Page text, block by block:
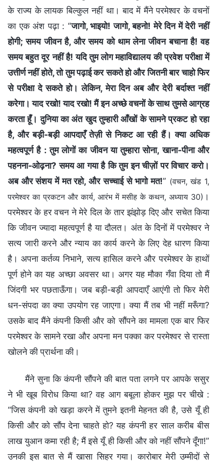
के राज्य के लायक बिल्कुल नहीं था। बाद में मैंने परमेश्वर के वचनों
का एक अंश पढ़ा : “जागो, भाइयो! जागो, बहनो! मेरे दिन में देरी नहीं
होगी; समय जीवन है, और समय को थाम लेना जीवन बचाना है! वह
समय बहुत दूर नहीं है! यदि तुम लोग महाविद्यालय की प्रवेश परीक्षा में
उत्तीर्ण नहीं होते, तो तुम पढ़ाई कर सकते हो और जितनी बार चाहो फिर
से परीक्षा दे सकते हो। लेकिन, मेरा दिन अब और देरी बर्दाश्त नहीं
करेगा। याद रखो! याद रखो! मैं इन अच्छे वचनों के साथ तुमसे आग्रह
करता हूँ। दुनिया का अंत खुद तुम्हारी आँखों के सामने प्रकट हो रहा
है, और बड़ी-बड़ी आपदाएँ तेज़ी से निकट आ रही हैं। क्या अधिक
महत्वपूर्ण है : तुम लोगों का जीवन या तुम्हारा सोना, खाना-पीना और
पहनना-ओढ़ना? समय आ गया है कि तुम इन चीज़ों पर विचार करो।
अब और संशय में मत रहो, और सच्चाई से भागो मत!” (वचन, खंड 1,
परमेश्वर का प्रकटन और कार्य, आरंभ में मसीह के कथन, अध्याय 30) ।
परमेश्वर के हर वचन ने मेरे दिल के तार झंझोड़ दिए और सचेत किया
कि जीवन ज्यादा महत्वपूर्ण है या दौलत। अंत के दिनों में परमेश्वर ने
सत्य जारी करने और न्याय का कार्य करने के लिए देह धारण किया
है। अपना कर्तव्य निभाने, सत्य हासिल करने और परमेश्वर के हाथों
पूर्ण होने का यह अच्छा अवसर था। अगर यह मौका गँवा दिया तो मैं
जिंदगी भर पछताऊँगा। जब बड़ी-बड़ी आपदाएँ आएंगी तो फिर मेरी
धन-संपदा का क्या उपयोग रह जाएगा। क्या मैं तब भी नहीं मरूँगा?
उसके बाद मैंने कंपनी किसी और को सौंपने का मामला एक बार फिर
परमेश्वर के सामने रखा और अपना मन पक्का कर परमेश्वर से रास्ता
खोलने की प्रार्थना की।
मैंने सुना कि कंपनी सौंपने की बात पता लगने पर आपके ससुर
ने भी खूब विरोध किया था? वह आग बबूला होकर मुझ पर चीखे :
“जिस कंपनी को खड़ा करने में तुमने इतनी मेहनत की है, उसे यूँ ही
किसी और को सौंप देना चाहते हो? यह कंपनी हर साल करीब बीस
लाख युआन कमा रही है; मैं इसे यूँ ही किसी और को नहीं सौंपने दूँगा!”
उनकी इस बात से मैं खासा सिहर गया। कारोबार मेरी उम्मीदों से